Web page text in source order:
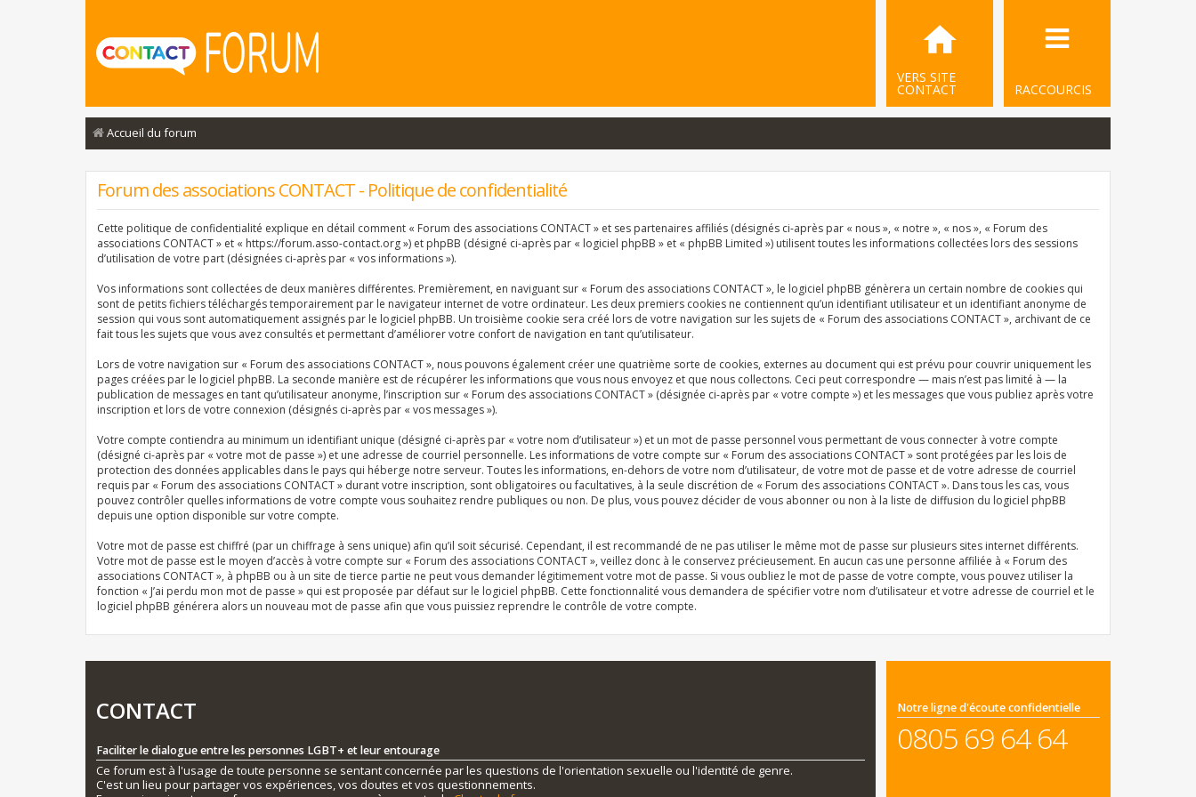
RACCOURCIS
VERS SITE
CONTACT
Accueil du forum
Forum des associations CONTACT - Politique de confidentialité
Cette politique de confidentialité explique en détail comment « Forum des associations CONTACT » et ses partenaires affiliés (désignés ci-après par « nous », « notre », « nos », « Forum des
associations CONTACT » et « https://forum.asso-contact.org ») et phpBB (désigné ci-après par « logiciel phpBB » et « phpBB Limited ») utilisent toutes les informations collectées lors des sessions
d’utilisation de votre part (désignées ci-après par « vos informations »).
Vos informations sont collectées de deux manières différentes. Premièrement, en naviguant sur « Forum des associations CONTACT », le logiciel phpBB génèrera un certain nombre de cookies qui
sont de petits fichiers téléchargés temporairement par le navigateur internet de votre ordinateur. Les deux premiers cookies ne contiennent qu’un identifiant utilisateur et un identifiant anonyme de
session qui vous sont automatiquement assignés par le logiciel phpBB. Un troisième cookie sera créé lors de votre navigation sur les sujets de « Forum des associations CONTACT », archivant de ce
fait tous les sujets que vous avez consultés et permettant d’améliorer votre confort de navigation en tant qu’utilisateur.
Lors de votre navigation sur « Forum des associations CONTACT », nous pouvons également créer une quatrième sorte de cookies, externes au document qui est prévu pour couvrir uniquement les
pages créées par le logiciel phpBB. La seconde manière est de récupérer les informations que vous nous envoyez et que nous collectons. Ceci peut correspondre — mais n’est pas limité à — la
publication de messages en tant qu’utilisateur anonyme, l’inscription sur « Forum des associations CONTACT » (désignée ci-après par « votre compte ») et les messages que vous publiez après votre
inscription et lors de votre connexion (désignés ci-après par « vos messages »).
Votre compte contiendra au minimum un identifiant unique (désigné ci-après par « votre nom d’utilisateur ») et un mot de passe personnel vous permettant de vous connecter à votre compte
(désigné ci-après par « votre mot de passe ») et une adresse de courriel personnelle. Les informations de votre compte sur « Forum des associations CONTACT » sont protégées par les lois de
protection des données applicables dans le pays qui héberge notre serveur. Toutes les informations, en-dehors de votre nom d’utilisateur, de votre mot de passe et de votre adresse de courriel
requis par « Forum des associations CONTACT » durant votre inscription, sont obligatoires ou facultatives, à la seule discrétion de « Forum des associations CONTACT ». Dans tous les cas, vous
pouvez contrôler quelles informations de votre compte vous souhaitez rendre publiques ou non. De plus, vous pouvez décider de vous abonner ou non à la liste de diffusion du logiciel phpBB
depuis une option disponible sur votre compte.
Votre mot de passe est chiffré (par un chiffrage à sens unique) afin qu’il soit sécurisé. Cependant, il est recommandé de ne pas utiliser le même mot de passe sur plusieurs sites internet différents.
Votre mot de passe est le moyen d’accès à votre compte sur « Forum des associations CONTACT », veillez donc à le conservez précieusement. En aucun cas une personne affiliée à « Forum des
associations CONTACT », à phpBB ou à un site de tierce partie ne peut vous demander légitimement votre mot de passe. Si vous oubliez le mot de passe de votre compte, vous pouvez utiliser la
fonction « J’ai perdu mon mot de passe » qui est proposée par défaut sur le logiciel phpBB. Cette fonctionnalité vous demandera de spécifier votre nom d’utilisateur et votre adresse de courriel et le
logiciel phpBB générera alors un nouveau mot de passe afin que vous puissiez reprendre le contrôle de votre compte.
CONTACT
Faciliter le dialogue entre les personnes LGBT+ et leur entourage
Ce forum est à l'usage de toute personne se sentant concernée par les questions de l'orientation sexuelle ou l'identité de genre.
C'est un lieu pour partager vos expériences, vos doutes et vos questionnements.
Notre ligne d'écoute confidentielle
0805 69 64 64